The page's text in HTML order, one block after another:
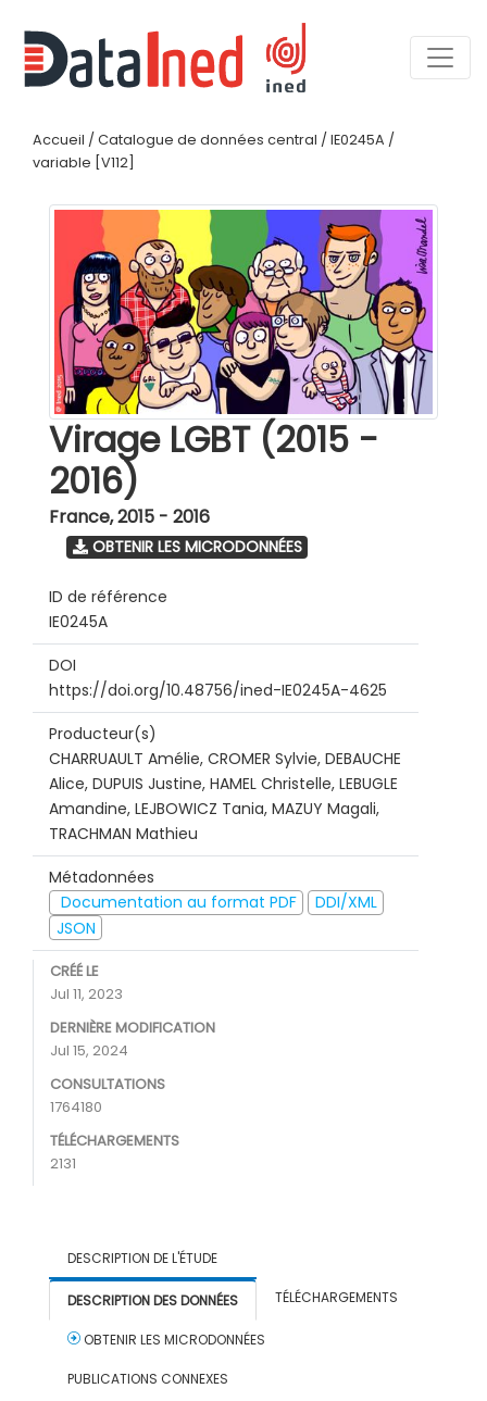
Accueil / Catalogue de données central / IE0245A /
variable [V112]
Virage LGBT (2015 -
2016)
France,2015 - 2016
OBTENIR LES MICRODONNÉES
ID de référence
IE0245A
DOI
https://doi.org/10.48756/ined-IE0245A-4625
Producteur(s)
CHARRUAULT Amélie, CROMER Sylvie, DEBAUCHE
Alice, DUPUIS Justine, HAMEL Christelle, LEBUGLE
Amandine, LEJBOWICZ Tania, MAZUY Magali,
TRACHMAN Mathieu
Métadonnées
Documentation au format PDF
DDI/XML
JSON
CRÉÉ LE
Jul 11, 2023
DERNIÈRE MODIFICATION
Jul 15, 2024
CONSULTATIONS
1764180
TÉLÉCHARGEMENTS
2131
DESCRIPTION DE L'ÉTUDE
DESCRIPTION DES DONNÉES TÉLÉCHARGEMENTS
OBTENIR LES MICRODONNÉES
PUBLICATIONS CONNEXES